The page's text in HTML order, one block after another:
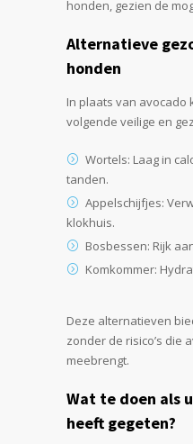
honden, gezien de
Alternatieve
honden
In plaats van avocado
volgende veilige en
Wortels: Laag in
tanden.
Appelschijfjes:
klokhuis.
Bosbessen: Rijk
Komkommer:
Deze alternatieven
zonder de risico’s die
meebrengt.
Wat te doen als
heeft gegeten?